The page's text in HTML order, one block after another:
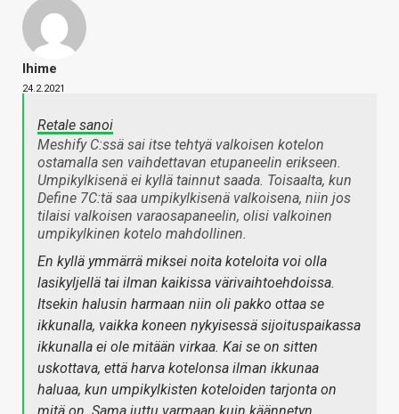
Ihime
24.2.2021
Retale sanoi
Meshify C:ssä sai itse tehtyä valkoisen kotelon
ostamalla sen vaihdettavan etupaneelin erikseen.
Umpikylkisenä ei kyllä tainnut saada. Toisaalta, kun
Define 7C:tä saa umpikylkisenä valkoisena, niin jos
tilaisi valkoisen varaosapaneelin, olisi valkoinen
umpikylkinen kotelo mahdollinen.
En kyllä ymmärrä miksei noita koteloita voi olla
lasikyljellä tai ilman kaikissa värivaihtoehdoissa.
Itsekin halusin harmaan niin oli pakko ottaa se
ikkunalla, vaikka koneen nykyisessä sijoituspaikassa
ikkunalla ei ole mitään virkaa. Kai se on sitten
uskottava, että harva kotelonsa ilman ikkunaa
haluaa, kun umpikylkisten koteloiden tarjonta on
mitä on. Sama juttu varmaan kuin käännetyn